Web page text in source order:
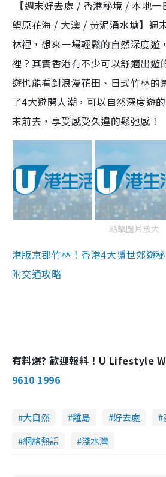
【週末好去處 / 香港秘境 / 本地
塱原花海 / 大澳 / 黃泥涌水塘】週
林裡，想來一場輕鬆的自然深度遊
裡？其實香港有不少可以舒適出遊
遊也能看到浪漫花田、日式竹林的
了4大避開人潮，可以自然深度遊
末前去，享受感受久違的鬆弛感！
點擊圖片放大
港版京都竹林！香港4大隱世郊遊
附交通攻略
有料爆? 歡迎報料！U Lifestyle
9610 1996
大自然 離島 好去處
網絡熱話
淺水灣